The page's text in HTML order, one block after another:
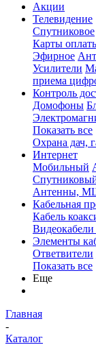
Акции
Телевидение
Спутниковое
Карты
Эфирное
Усилители
приема
Контроль
Домофоны
Показать все
Охрана дач,
Интернет
Мобильный
Антенны,
Кабельная
Кабель
Элементы
Ответвители
Показать все
Еще
Главная
-
Каталог